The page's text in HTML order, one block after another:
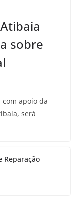
sobre
com apoio da
será
Reparação